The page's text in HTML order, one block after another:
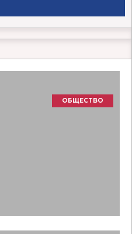
ОБЩЕСТВО